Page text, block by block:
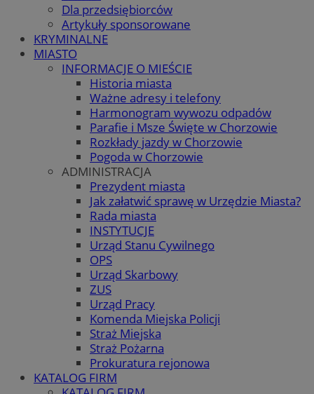
Dla przedsiębiorców
Artykuły sponsorowane
KRYMINALNE
MIASTO
INFORMACJE O MIEŚCIE
Historia miasta
Ważne adresy i telefony
Harmonogram wywozu odpadów
Parafie i Msze Święte w Chorzowie
Rozkłady jazdy w Chorzowie
Pogoda w Chorzowie
ADMINISTRACJA
Prezydent miasta
Jak załatwić sprawę w Urzędzie Miasta?
Rada miasta
INSTYTUCJE
Urząd Stanu Cywilnego
OPS
Urząd Skarbowy
ZUS
Urząd Pracy
Komenda Miejska Policji
Straż Miejska
Straż Pożarna
Prokuratura rejonowa
KATALOG FIRM